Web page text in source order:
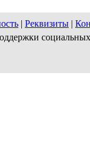
| Реквизиты |